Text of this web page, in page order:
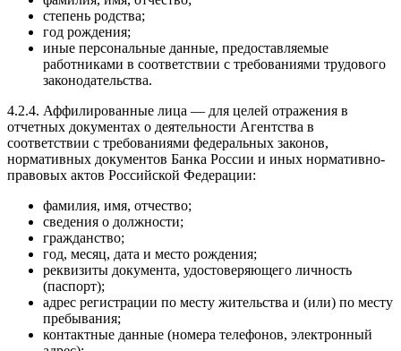
степень родства;
год рождения;
иные персональные данные, предоставляемые
работниками в соответствии с требованиями трудового
законодательства.
4.2.4. Аффилированные лица — для целей отражения в
отчетных документах о деятельности Агентства в
соответствии с требованиями федеральных законов,
нормативных документов Банка России и иных нормативно-
правовых актов Российской Федерации:
фамилия, имя, отчество;
сведения о должности;
гражданство;
год, месяц, дата и место рождения;
реквизиты документа, удостоверяющего личность
(паспорт);
адрес регистрации по месту жительства и (или) по месту
пребывания;
контактные данные (номера телефонов, электронный